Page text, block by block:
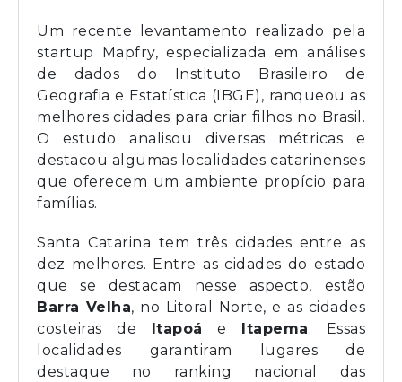
Um recente levantamento realizado pela
startup Mapfry, especializada em análises
de dados do Instituto Brasileiro de
Geografia e Estatística (IBGE), ranqueou as
melhores cidades para criar filhos no Brasil.
O estudo analisou diversas métricas e
destacou algumas localidades catarinenses
que oferecem um ambiente propício para
famílias.
Santa Catarina tem três cidades entre as
dez melhores. Entre as cidades do estado
que se destacam nesse aspecto, estão
Barra Velha, no Litoral Norte, e as cidades
costeiras de Itapoá e Itapema. Essas
localidades garantiram lugares de
destaque no ranking nacional das